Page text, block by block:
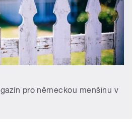
pro německou menšinu v